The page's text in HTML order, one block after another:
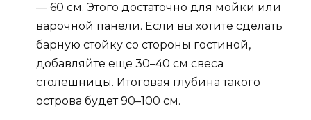
— 60 см. Этого достаточно для мойки или
варочной панели. Если вы хотите сделать
барную стойку со стороны гостиной,
добавляйте еще 30–40 см свеса
столешницы. Итоговая глубина такого
острова будет 90–100 см.